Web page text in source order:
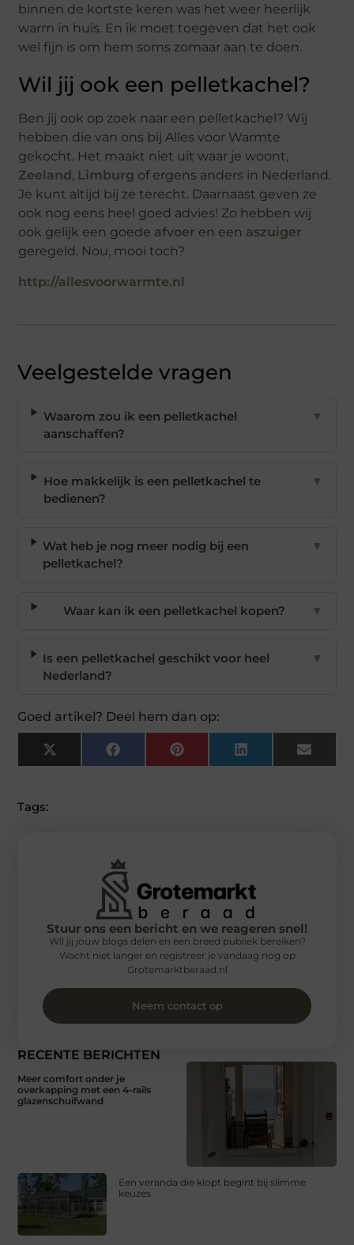
binnen de kortste keren was het weer heerlijk
warm in huis. En ik moet toegeven dat het ook
wel fijn is om hem soms zomaar aan te doen.
Wil jij ook een pelletkachel?
Ben jij ook op zoek naar een pelletkachel? Wij
hebben die van ons bij Alles voor Warmte
gekocht. Het maakt niet uit waar je woont,
Zeeland, Limburg of ergens anders in Nederland.
Je kunt altijd bij ze terecht. Daarnaast geven ze
ook nog eens heel goed advies! Zo hebben wij
ook gelijk een goede afvoer en een aszuiger
geregeld. Nou, mooi toch?
http://allesvoorwarmte.nl
Veelgestelde vragen
Waarom zou ik een pelletkachel
aanschaffen?
▼
Hoe makkelijk is een pelletkachel te
bedienen?
▼
Wat heb je nog meer nodig bij een
pelletkachel?
▼
Waar kan ik een pelletkachel kopen? ▼
Is een pelletkachel geschikt voor heel
Nederland?
▼
Goed artikel? Deel hem dan op:
X
(Twitter)
FacebookPinterest LinkedIn Email
Tags:
RECENTE BERICHTEN
Meer comfort onder je
overkapping met een 4-rails
glazenschuifwand
Een veranda die klopt begint bij slimme
keuzes
Stuur ons een bericht en we reageren snel!
Wil jij jouw blogs delen en een breed publiek bereiken?
Wacht niet langer en registreer je vandaag nog op
Grotemarktberaad.nl
Neem contact op